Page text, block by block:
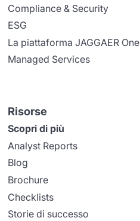
Compliance & Security
ESG
La piattaforma JAGGAER One
Managed Services
Risorse
Scopri di più
Analyst Reports
Blog
Brochure
Checklists
Storie di successo